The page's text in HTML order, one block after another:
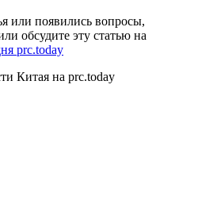
или появились вопросы,
обсудите эту статью на